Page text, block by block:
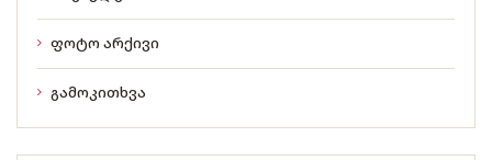
ფოტო არქივი
გამოკითხვა